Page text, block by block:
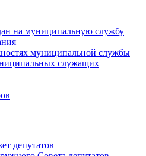
на муниципальную службу
муниципальной службы
служащих
депутатов